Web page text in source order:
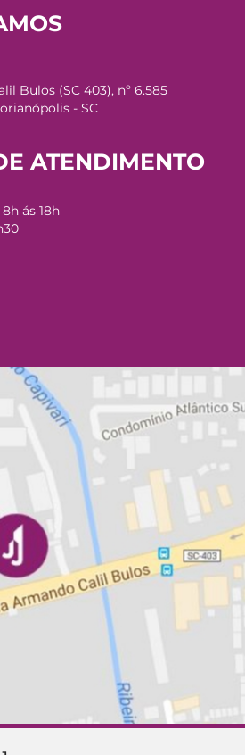
Bulos (SC 403), nº 6.585
- SC
ATENDIMENTO
ás 18h